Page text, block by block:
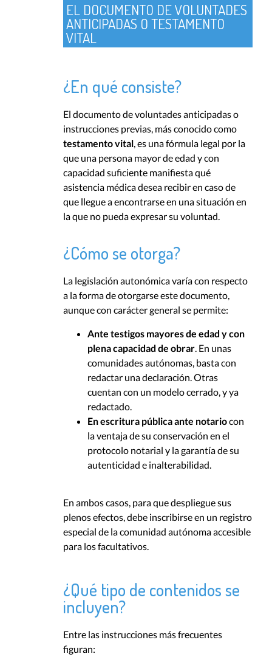
EL DOCUMENTO DE VOLUNTADES
ANTICIPADAS O TESTAMENTO
VITAL
¿En qué consiste?
El documento de voluntades anticipadas o
instrucciones previas, más conocido como
testamento vital, es una fórmula legal por la
que una persona mayor de edad y con
capacidad suficiente manifiesta qué
asistencia médica desea recibir en caso de
que llegue a encontrarse en una situación en
la que no pueda expresar su voluntad.
¿Cómo se otorga?
La legislación autonómica varía con respecto
a la forma de otorgarse este documento,
aunque con carácter general se permite:
Ante testigos mayores de edad y con
plena capacidad de obrar. En unas
comunidades autónomas, basta con
redactar una declaración. Otras
cuentan con un modelo cerrado, y ya
redactado.
En escritura pública ante notariocon
la ventaja de su conservación en el
protocolo notarial y la garantía de su
autenticidad e inalterabilidad.
En ambos casos, para que despliegue sus
plenos efectos, debe inscribirse en un registro
especial de la comunidad autónoma accesible
para los facultativos.
¿Qué tipo de contenidos se
incluyen?
Entre las instrucciones más frecuentes
figuran: